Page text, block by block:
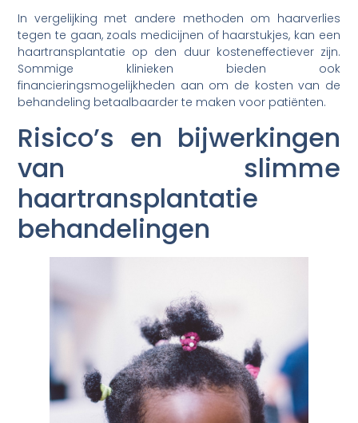
In vergelijking met andere methoden om haarverlies
tegen te gaan, zoals medicijnen of haarstukjes, kan een
haartransplantatie op den duur kosteneffectiever zijn.
Sommige klinieken bieden ook
financieringsmogelijkheden aan om de kosten van de
behandeling betaalbaarder te maken voor patiënten.
Risico’s en bijwerkingen
van slimme
haartransplantatie
behandelingen